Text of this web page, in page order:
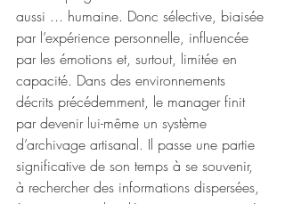
aussi ... humaine. Donc sélective, biaisée
par l’expérience personnelle, influencée
par les émotions et, surtout, limitée en
capacité. Dans des environnements
décrits précédemment, le manager finit
par devenir lui-même un système
d’archivage artisanal. Il passe une partie
significative de son temps à se souvenir,
à rechercher des informations dispersées,